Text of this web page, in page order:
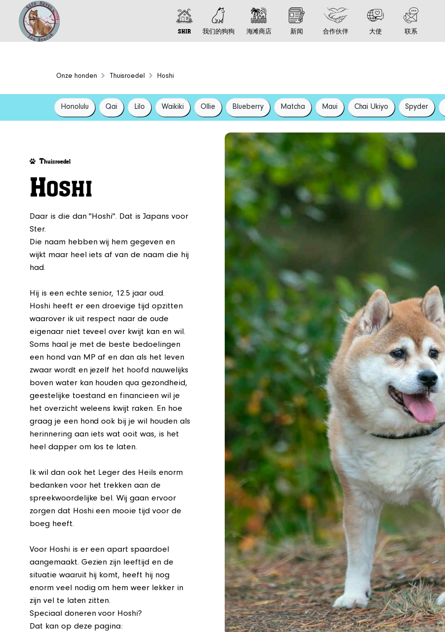
SHIR 我们的狗狗 海滩商店 新闻 合作伙伴 大使 联系
Onze honden Thuisroedel Hoshi
Honolulu Qai Lilo Waikiki Ollie Blueberry Matcha Maui Chai Ukiyo Spyder
Thuisroedel
HOSHI
Daar is die dan "Hoshi". Dat is Japans voor
Ster.
Die naam hebben wij hem gegeven en
wijkt maar heel iets af van de naam die hij
had.
Hij is een echte senior, 12.5 jaar oud.
Hoshi heeft er een droevige tijd opzitten
waarover ik uit respect naar de oude
eigenaar niet teveel over kwijt kan en wil.
Soms haal je met de beste bedoelingen
een hond van MP af en dan als het leven
zwaar wordt en jezelf het hoofd nauwelijks
boven water kan houden qua gezondheid,
geestelijke toestand en financieen wil je
het overzicht weleens kwijt raken. En hoe
graag je een hond ook bij je wil houden als
herinnering aan iets wat ooit was, is het
heel dapper om los te laten.
Ik wil dan ook het Leger des Heils enorm
bedanken voor het trekken aan de
spreekwoordelijke bel. Wij gaan ervoor
zorgen dat Hoshi een mooie tijd voor de
boeg heeft.
Voor Hoshi is er een apart spaardoel
aangemaakt. Gezien zijn leeftijd en de
situatie waaruit hij komt, heeft hij nog
enorm veel nodig om hem weer lekker in
zijn vel te laten zitten.
Speciaal doneren voor Hoshi?
Dat kan op deze pagina: